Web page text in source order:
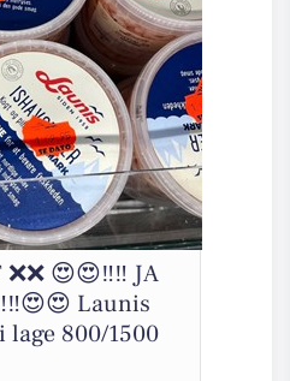
😍😍‼️‼️ JA
Launis
lage 800/1500